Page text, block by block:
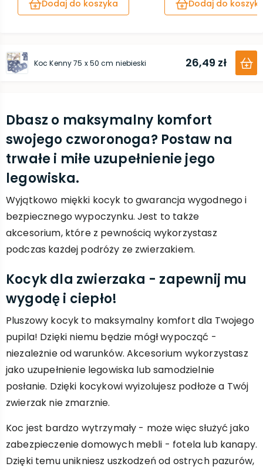
Dodaj do koszyka Dodaj do
Koc Kenny 75 x 50 cm niebieski 26,49 zł
Dbasz o maksymalny komfort
swojego czworonoga? Postaw na
trwałe i miłe uzupełnienie jego
legowiska.
Wyjątkowo miękki kocyk to gwarancja wygodnego i
bezpiecznego wypoczynku. Jest to także
akcesorium, które z pewnością wykorzystasz
podczas każdej podróży ze zwierzakiem.
Kocyk dla zwierzaka - zapewnij mu
wygodę i ciepło!
Pluszowy kocyk to maksymalny komfort dla Twojego
pupila! Dzięki niemu będzie mógł wypocząć -
niezależnie od warunków. Akcesorium wykorzystasz
jako uzupełnienie legowiska lub samodzielnie
posłanie. Dzięki kocykowi wyizolujesz podłoże a Twój
zwierzak nie zmarznie.
Koc jest bardzo wytrzymały - może więc służyć jako
zabezpieczenie domowych mebli - fotela lub kanapy.
Dzięki temu unikniesz uszkodzeń od ostrych pazurów,